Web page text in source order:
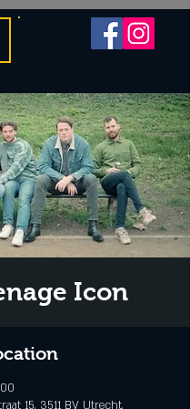
Icon
15, 3511 BV Utrecht,